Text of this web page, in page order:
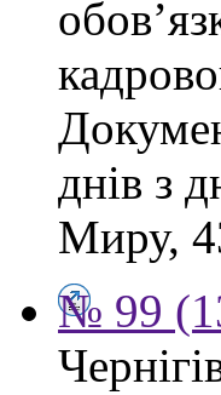
днів з
Миру,
№ 99